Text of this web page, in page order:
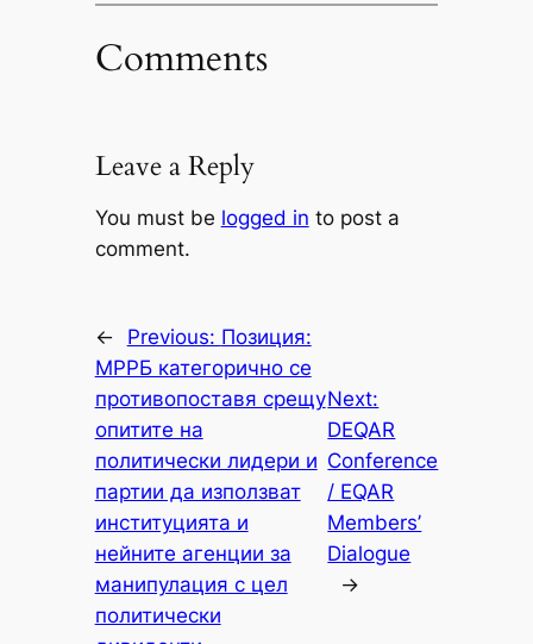
Comments
Leave a Reply
You must be logged in to post a
comment.
← Previous: Позиция:
МРРБ категорично се
противопоставя срещу
опитите на
политически лидери и
партии да използват
институцията и
нейните агенции за
манипулация с цел
политически
Next:
DEQAR
Conference
/ EQAR
Members’
Dialogue
→